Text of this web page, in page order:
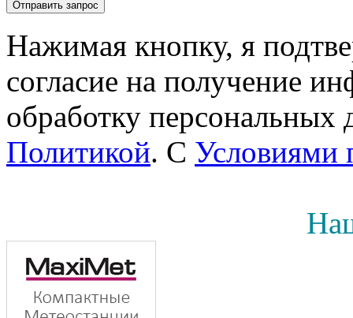
Нажимая кнопку, я
согласие на получение
обработку персональных
Политикой. С Условиями